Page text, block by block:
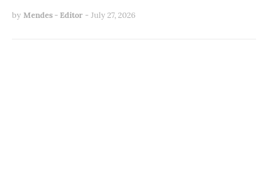
by Mendes - Editor - July 27, 2026